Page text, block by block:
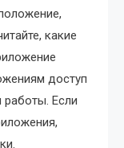
какие
доступ
Если